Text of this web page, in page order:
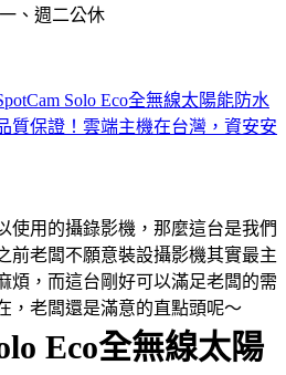
、週二公休
Solo Eco全無線太陽能防水
質保證！雲端主機在台灣，資安安
使用的攝錄影機，那麼這台是我們
前老闆不願意裝設攝影機其實最主
煩，而這台剛好可以滿足老闆的需
，老闆還是滿意的直點頭呢～
Eco全無線太陽